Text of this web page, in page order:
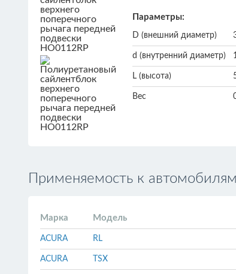
Параметры:
D (внешний диаметр)
d (внутренний диаметр)
L (высота)
Вес
Применяемость к автомобилям
Марка Модель
ACURA RL
ACURA TSX